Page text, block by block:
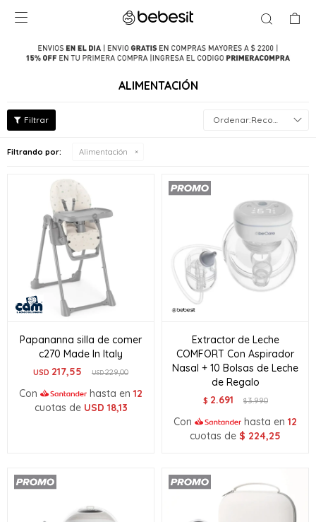

ALIMENTACIÓN
Recomendados
Filtrando por: Alimentación
Papananna silla de comer
c270 Made In Italy
USD 217,55 USD229,00
Con hasta en 12
cuotas de USD 18,13
Extractor de Leche
COMFORT Con Aspirador
Nasal + 10 Bolsas de Leche
de Regalo
$ 2.691 $3.990
Con hasta en 12
cuotas de $ 224,25